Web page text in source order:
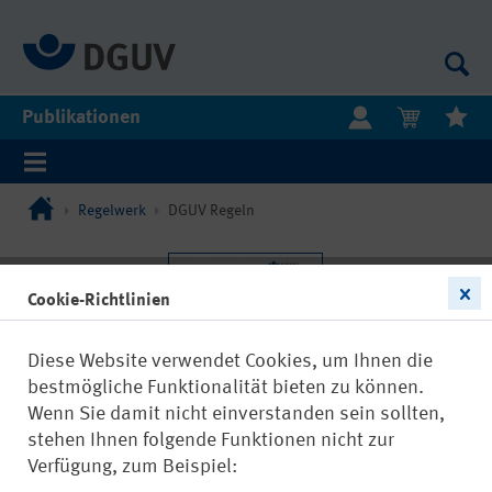
Publikationen
Regelwerk DGUV Regeln
Cookie-Richtlinien
Diese Website verwendet Cookies, um Ihnen die
bestmögliche Funktionalität bieten zu können.
Wenn Sie damit nicht einverstanden sein sollten,
stehen Ihnen folgende Funktionen nicht zur
Verfügung, zum Beispiel: